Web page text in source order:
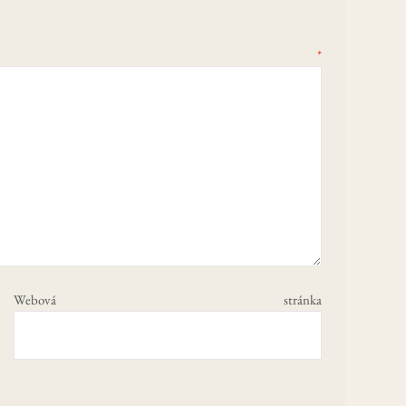
*
Webová stránka